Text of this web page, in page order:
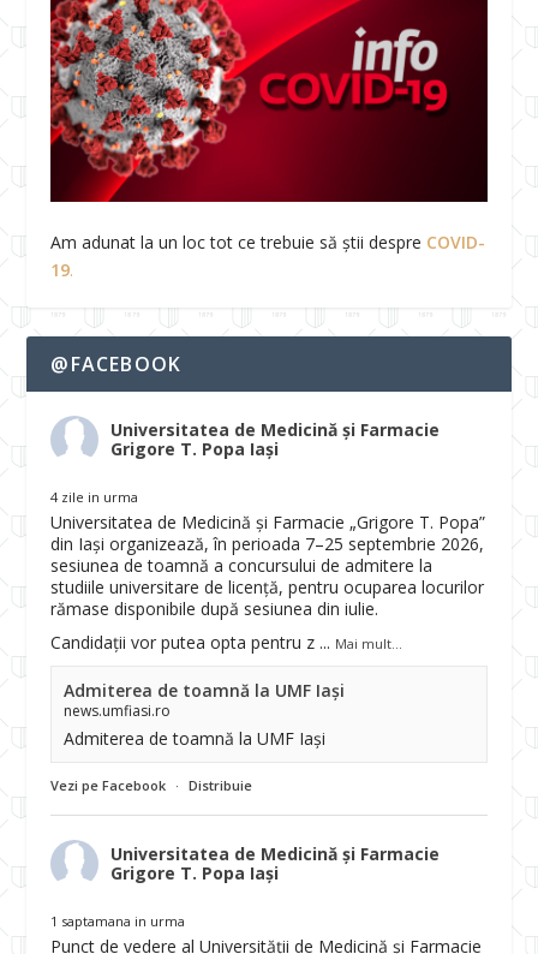
Am adunat la un loc tot ce trebuie să știi despre COVID-
19.
@FACEBOOK
Universitatea de Medicină și Farmacie
Grigore T. Popa Iași
4 zile in urma
Universitatea de Medicină și Farmacie „Grigore T. Popa”
din Iași organizează, în perioada 7–25 septembrie 2026,
sesiunea de toamnă a concursului de admitere la
studiile universitare de licență, pentru ocuparea locurilor
rămase disponibile după sesiunea din iulie.
Candidații vor putea opta pentru z ... Mai mult...
Admiterea de toamnă la UMF Iași
news.umfiasi.ro
Admiterea de toamnă la UMF Iași
Vezi pe Facebook · Distribuie
Universitatea de Medicină și Farmacie
Grigore T. Popa Iași
1 saptamana in urma
Punct de vedere al Universității de Medicină și Farmacie